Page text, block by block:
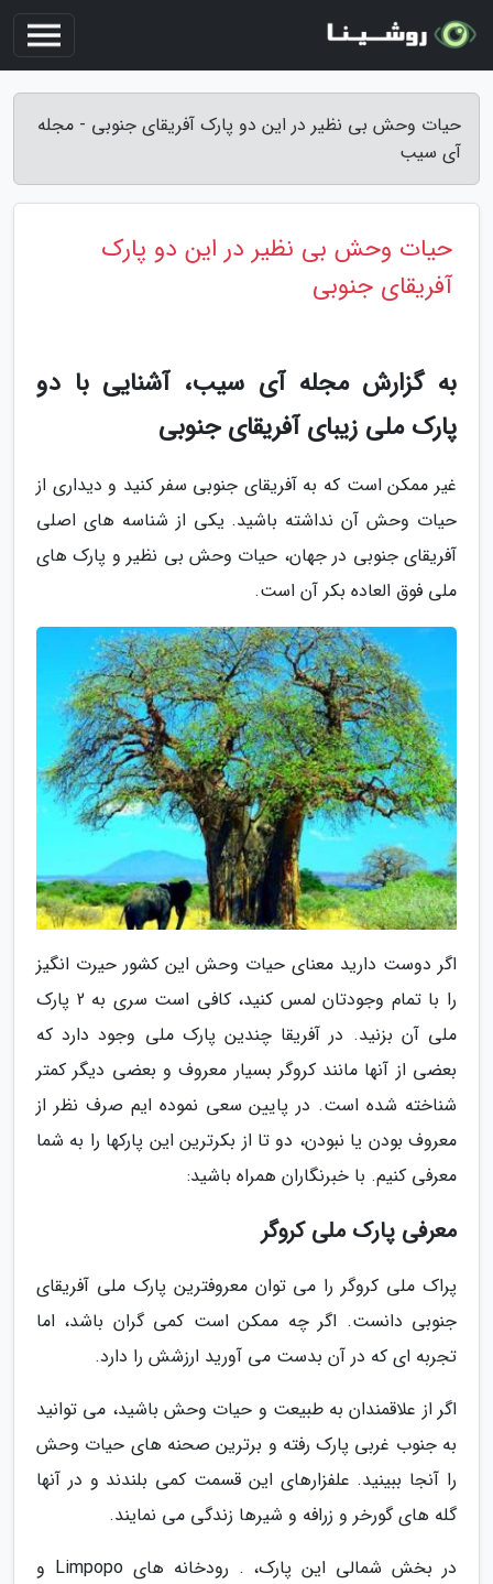
حیات وحش بی نظیر در این دو پارک آفریقای جنوبی - مجله
آی سیب
حیات وحش بی نظیر در این دو پارک
آفریقای جنوبی
به گزارش مجله آی سیب، آشنایی با دو
پارک ملی زیبای آفریقای جنوبی
غیر ممکن است که به آفریقای جنوبی سفر کنید و دیداری از
حیات وحش آن نداشته باشید. یکی از شناسه های اصلی
آفریقای جنوبی در جهان، حیات وحش بی نظیر و پارک های
ملی فوق العاده بکر آن است.
اگر دوست دارید معنای حیات وحش این کشور حیرت انگیز
را با تمام وجودتان لمس کنید، کافی است سری به 2 پارک
ملی آن بزنید. در آفریقا چندین پارک ملی وجود دارد که
بعضی از آنها مانند کروگر بسیار معروف و بعضی دیگر کمتر
شناخته شده است. در پایین سعی نموده ایم صرف نظر از
معروف بودن یا نبودن، دو تا از بکرترین این پارکها را به شما
معرفی کنیم. با خبرنگاران همراه باشید:
معرفی پارک ملی کروگر
پراک ملی کروگر را می توان معروفترین پارک ملی آفریقای
جنوبی دانست. اگر چه ممکن است کمی گران باشد، اما
تجربه ای که در آن بدست می آورید ارزشش را دارد.
اگر از علاقمندان به طبیعت و حیات وحش باشید، می توانید
به جنوب غربی پارک رفته و برترین صحنه های حیات وحش
را آنجا ببینید. علفزارهای این قسمت کمی بلندند و در آنها
گله های گورخر و زرافه و شیرها زندگی می نمایند.
در بخش شمالی این پارک، . رودخانه های Limpopo و